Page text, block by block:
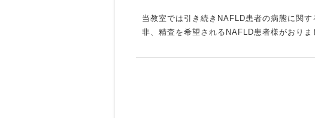
当教室では引き続きNAFLD患者の病態に関
非、精査を希望されるNAFLD患者様がおりま